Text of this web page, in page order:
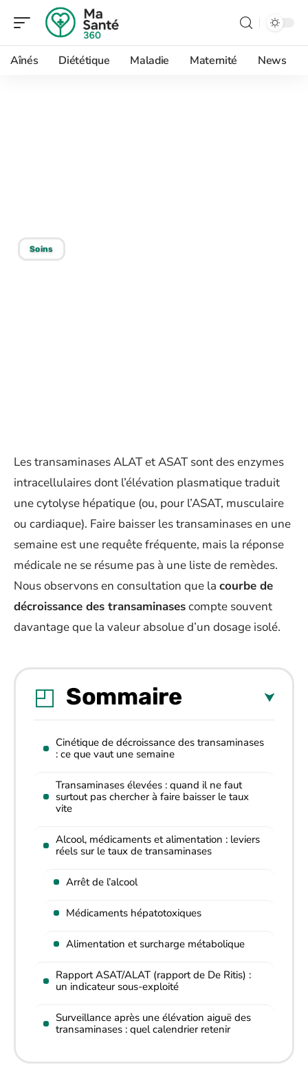
Aînés Diététique Maladie Maternité News
Soins
Les transaminases ALAT et ASAT sont des enzymes
intracellulaires dont l’élévation plasmatique traduit
une cytolyse hépatique (ou, pour l’ASAT, musculaire
ou cardiaque). Faire baisser les transaminases en une
semaine est une requête fréquente, mais la réponse
médicale ne se résume pas à une liste de remèdes.
Nous observons en consultation que la courbe de
décroissance des transaminasescompte souvent
davantage que la valeur absolue d’un dosage isolé.
Sommaire
Cinétique de décroissance des transaminases
: ce que vaut une semaine
Transaminases élevées : quand il ne faut
surtout pas chercher à faire baisser le taux
vite
Alcool, médicaments et alimentation : leviers
réels sur le taux de transaminases
Arrêt de l’alcool
Médicaments hépatotoxiques
Alimentation et surcharge métabolique
Rapport ASAT/ALAT (rapport de De Ritis) :
un indicateur sous-exploité
Surveillance après une élévation aiguë des
transaminases : quel calendrier retenir